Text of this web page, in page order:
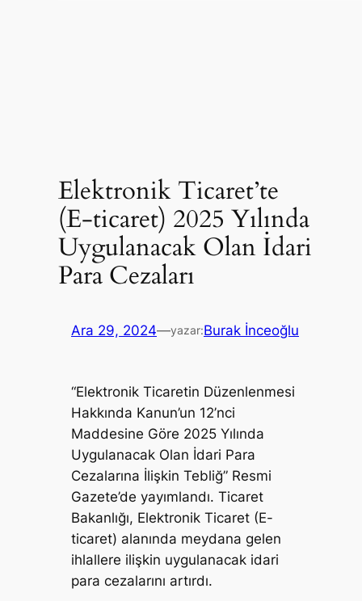
Elektronik Ticaret’te
(E-ticaret) 2025 Yılında
Uygulanacak Olan İdari
Para Cezaları
Ara 29, 2024—yazar:Burak İnceoğlu
“Elektronik Ticaretin Düzenlenmesi
Hakkında Kanun’un 12’nci
Maddesine Göre 2025 Yılında
Uygulanacak Olan İdari Para
Cezalarına İlişkin Tebliğ” Resmi
Gazete’de yayımlandı. Ticaret
Bakanlığı, Elektronik Ticaret (E-
ticaret) alanında meydana gelen
ihlallere ilişkin uygulanacak idari
para cezalarını artırdı.